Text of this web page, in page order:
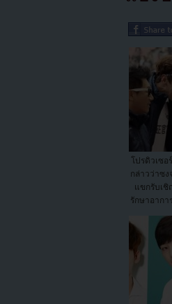
โปรดิวเซอ
กล่าวว่าซง
แขกรับเชิ
รักษาอากา